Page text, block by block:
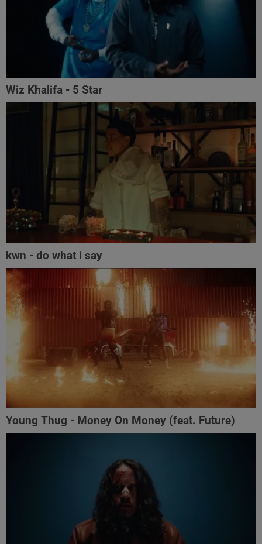
Wiz Khalifa - 5 Star
kwn - do what i say
Young Thug - Money On Money (feat. Future)